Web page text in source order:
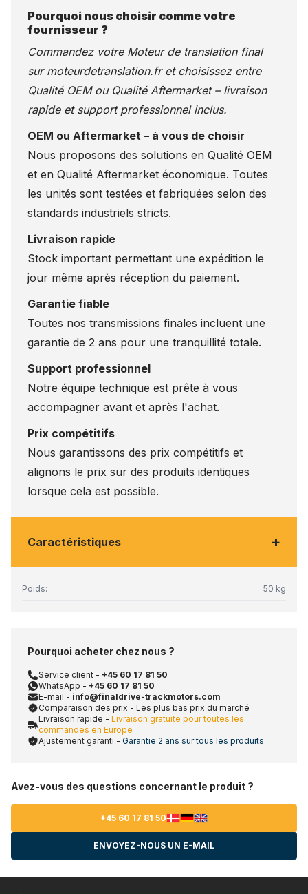
Pourquoi nous choisir comme votre
fournisseur ?
Commandez votre Moteur de translation final
sur moteurdetranslation.fret choisissez entre
Qualité OEM ou Qualité Aftermarket – livraison
rapide et support professionnel inclus.
OEM ou Aftermarket – à vous de choisir
Nous proposons des solutions en Qualité OEM
et en Qualité Aftermarket économique. Toutes
les unités sont testées et fabriquées selon des
standards industriels stricts.
Livraison rapide
Stock important permettant une expédition le
jour même après réception du paiement.
Garantie fiable
Toutes nos transmissions finales incluent une
garantie de 2 ans pour une tranquillité totale.
Support professionnel
Notre équipe technique est prête à vous
accompagner avant et après l'achat.
Prix compétitifs
Nous garantissons des prix compétitifs et
alignons le prix sur des produits identiques
lorsque cela est possible.
Caractéristiques +
Poids: 50 kg
Pourquoi acheter chez nous ?
Service client - +45 60 17 81 50
WhatsApp - +45 60 17 81 50
E-mail - info@finaldrive-trackmotors.com
Comparaison des prix - Les plus bas prix du marché
Livraison rapide - Livraison gratuite pour toutes les
commandes en Europe
Ajustement garanti - Garantie 2 ans sur tous les produits
Avez-vous des questions concernant le produit ?
+45 60 17 81 50
ENVOYEZ-NOUS UN E-MAIL